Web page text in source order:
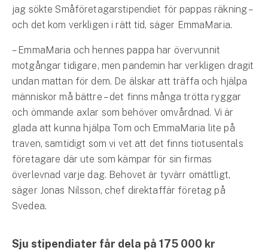
Företagsförsäkring
Släpvagnsförsäkring
Drönarförsäkring
För förmedlare
Gruppförsäkringar
Kommunolycksfall
Försäkring via förmedlare
jag sökte Småföretagarstipendiet för pappas räkning –
och det kom verkligen i rätt tid, säger EmmaMaria.
– EmmaMaria och hennes pappa har övervunnit
motgångar tidigare, men pandemin har verkligen dragit
undan mattan för dem. De älskar att träffa och hjälpa
människor må bättre – det finns många trötta ryggar
och ömmande axlar som behöver omvårdnad. Vi är
glada att kunna hjälpa Tom och EmmaMaria lite på
traven, samtidigt som vi vet att det finns tiotusentals
företagare där ute som kämpar för sin firmas
överlevnad varje dag. Behovet är tyvärr omättligt,
säger Jonas Nilsson, chef direktaffär företag på
Svedea.
Sju stipendiater får dela på 175 000 kr